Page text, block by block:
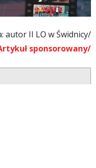
autor II LO w Świdnicy/
sponsorowany/